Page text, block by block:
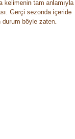
kelimenin tam anlamıyla
Gerçi sezonda içeride
böyle zaten.